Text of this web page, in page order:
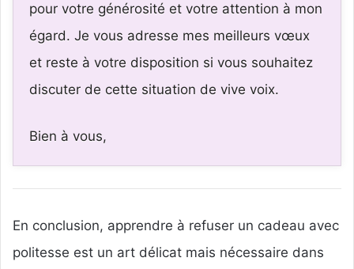
pour votre générosité et votre attention à mon
égard. Je vous adresse mes meilleurs vœux
et reste à votre disposition si vous souhaitez
discuter de cette situation de vive voix.
Bien à vous,
En conclusion, apprendre à refuser un cadeau avec
politesse est un art délicat mais nécessaire dans